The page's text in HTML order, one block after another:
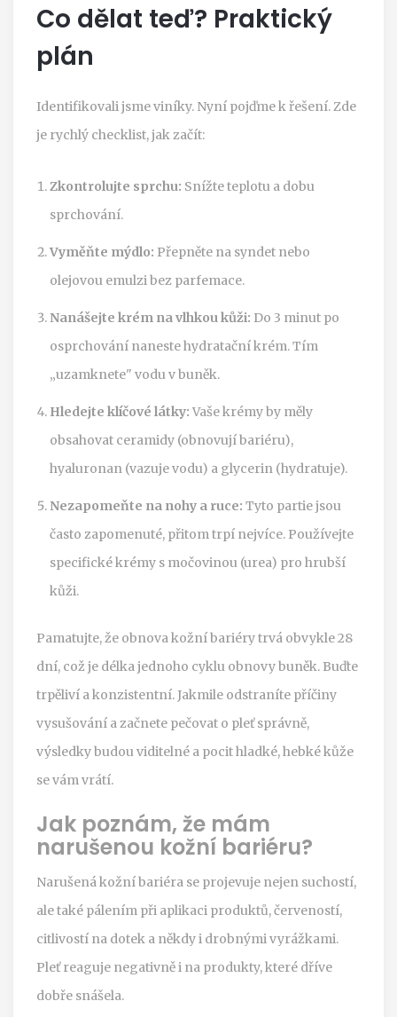
Co dělat teď? Praktický
plán
Identifikovali jsme viníky. Nyní pojďme k řešení. Zde
je rychlý checklist, jak začít:
Zkontrolujte sprchu: Snížte teplotu a dobu
sprchování.
Vyměňte mýdlo: Přepněte na syndet nebo
olejovou emulzi bez parfemace.
Nanášejte krém na vlhkou kůži: Do 3 minut po
osprchování naneste hydratační krém. Tím
„uzamknete" vodu v buněk.
Hledejte klíčové látky: Vaše krémy by měly
obsahovat ceramidy (obnovují bariéru),
hyaluronan (vazuje vodu) a glycerin (hydratuje).
Nezapomeňte na nohy a ruce: Tyto partie jsou
často zapomenuté, přitom trpí nejvíce. Používejte
specifické krémy s močovinou (urea) pro hrubší
kůži.
Pamatujte, že obnova kožní bariéry trvá obvykle 28
dní, což je délka jednoho cyklu obnovy buněk. Buďte
trpěliví a konzistentní. Jakmile odstraníte příčiny
vysušování a začnete pečovat o pleť správně,
výsledky budou viditelné a pocit hladké, hebké kůže
se vám vrátí.
Jak poznám, že mám
narušenou kožní bariéru?
Narušená kožní bariéra se projevuje nejen suchostí,
ale také pálením při aplikaci produktů, červeností,
citlivostí na dotek a někdy i drobnými vyrážkami.
Pleť reaguje negativně i na produkty, které dříve
dobře snášela.